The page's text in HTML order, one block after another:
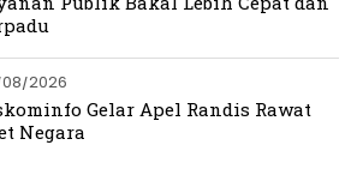
2026
Gelar Apel Randis Rawat
Negara